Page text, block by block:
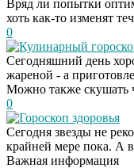
Вряд ли попытки
хоть как-то изменят
0
Кулинарный
Сегодняшний день
жареной - а
Можно также скушать
0
Гороскоп здоровья
Сегодня звезды не
крайней мере пока. А
Важная информация